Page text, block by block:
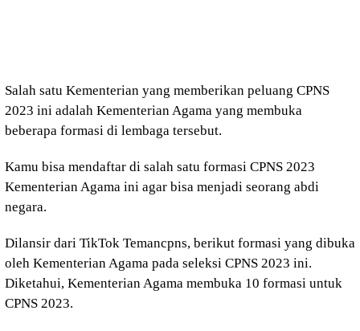
Salah satu Kementerian yang memberikan peluang CPNS
2023 ini adalah Kementerian Agama yang membuka
beberapa formasi di lembaga tersebut.
Kamu bisa mendaftar di salah satu formasi CPNS 2023
Kementerian Agama ini agar bisa menjadi seorang abdi
negara.
Dilansir dari TikTok Temancpns, berikut formasi yang dibuka
oleh Kementerian Agama pada seleksi CPNS 2023 ini.
Diketahui, Kementerian Agama membuka 10 formasi untuk
CPNS 2023.